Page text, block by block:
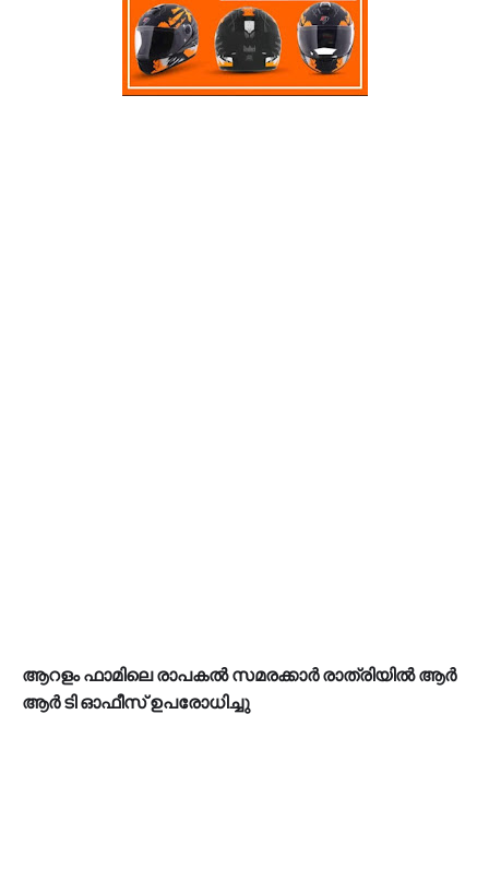
ആറളം ഫാമിലെ രാപകൽ സമരക്കാർ രാത്രിയിൽ ആർ
ആർ ടി ഓഫീസ് ഉപരോധിച്ചു